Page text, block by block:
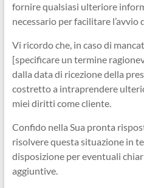
fornire qualsiasi ulteriore
necessario per facilitare l’avvio
Vi ricordo che, in caso di
[specificare un termine
dalla data di ricezione della
costretto a intraprendere
miei diritti come cliente.
Confido nella Sua pronta
risolvere questa situazione in
disposizione per eventuali
aggiuntive.